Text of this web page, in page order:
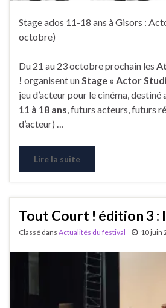
Stage ados 11-18 ans à Gisors :
octobre)
Du 21 au 23 octobre prochain les
! organisent unStage « Actor
jeu d’acteur pour le cinéma, destiné
11 à 18 ans, futurs acteurs, futurs
d’acteur) …
Lire la suite
Tout Court ! édition 3 :
Classé dans Actualités du festival 10 juin